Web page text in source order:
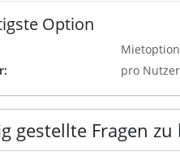
Option
Mietoption
pro Nutzer
gestellte Fragen